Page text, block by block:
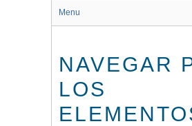
Menu
NAVEGAR
LOS